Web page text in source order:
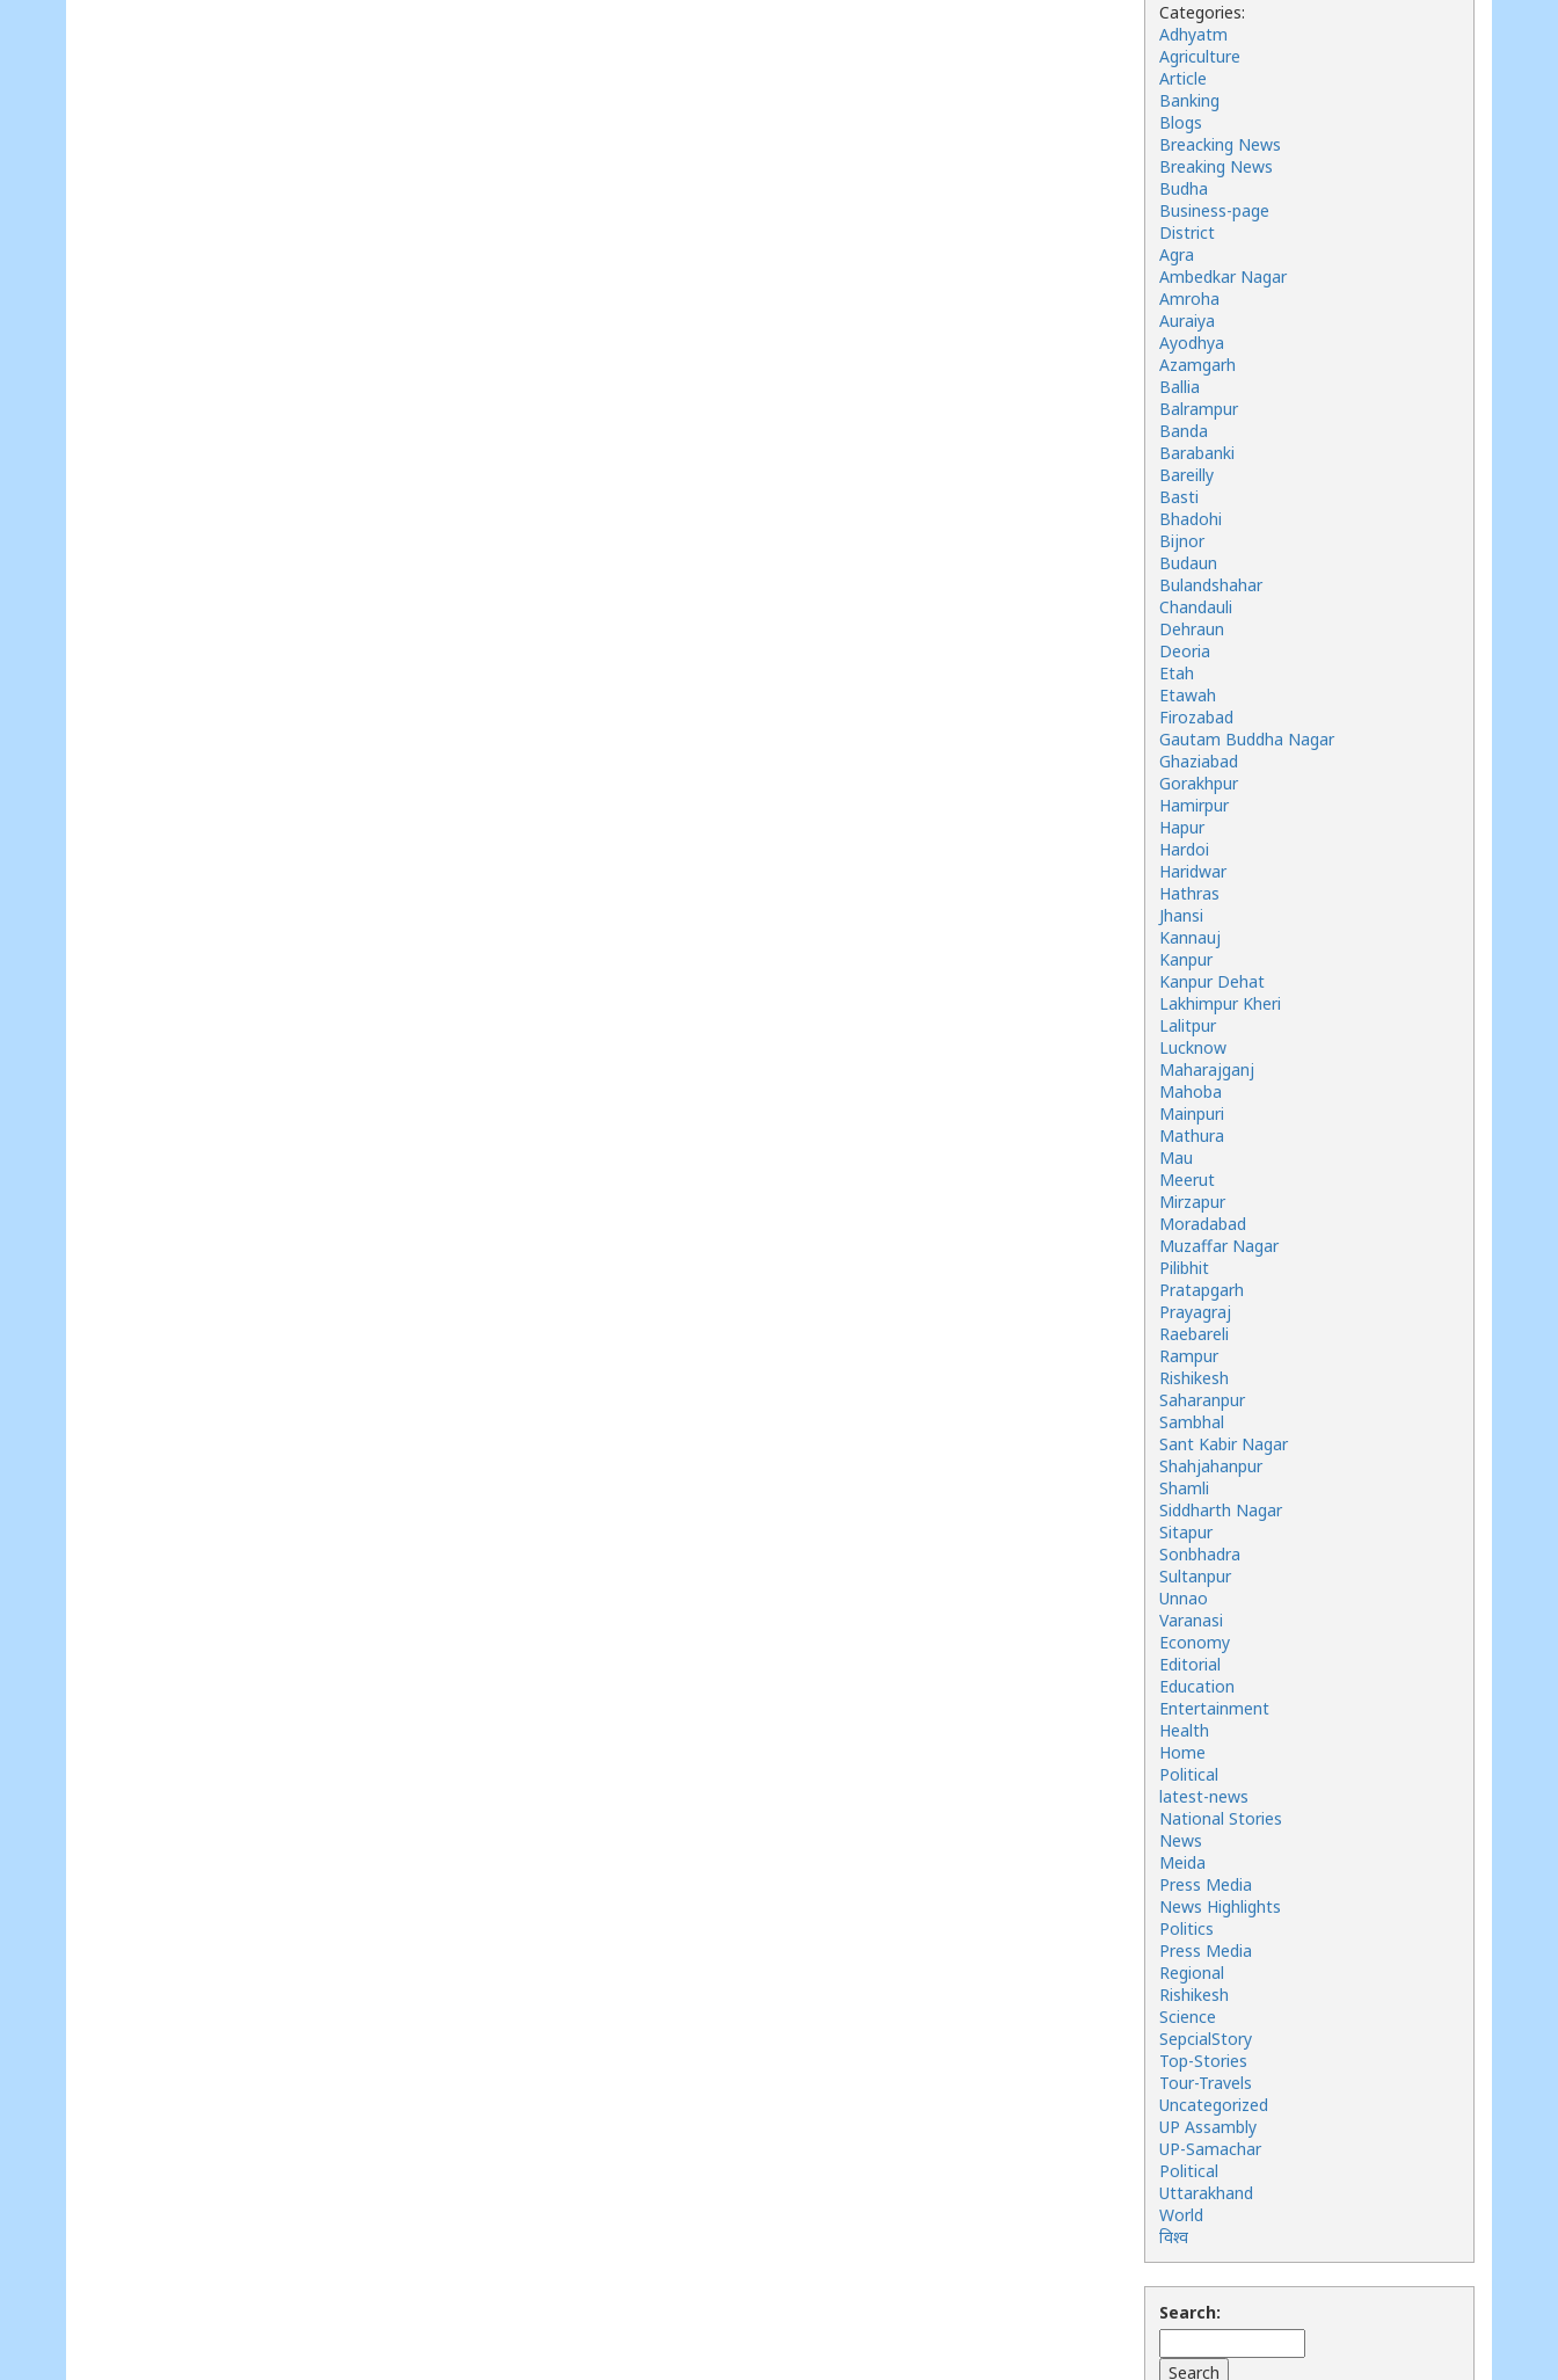
Categories:
Adhyatm
Agriculture
Article
Banking
Blogs
Breacking News
Breaking News
Budha
Business-page
District
Agra
Ambedkar Nagar
Amroha
Auraiya
Ayodhya
Azamgarh
Ballia
Balrampur
Banda
Barabanki
Bareilly
Basti
Bhadohi
Bijnor
Budaun
Bulandshahar
Chandauli
Dehraun
Deoria
Etah
Etawah
Firozabad
Gautam Buddha Nagar
Ghaziabad
Gorakhpur
Hamirpur
Hapur
Hardoi
Haridwar
Hathras
Jhansi
Kannauj
Kanpur
Kanpur Dehat
Lakhimpur Kheri
Lalitpur
Lucknow
Maharajganj
Mahoba
Mainpuri
Mathura
Mau
Meerut
Mirzapur
Moradabad
Muzaffar Nagar
Pilibhit
Pratapgarh
Prayagraj
Raebareli
Rampur
Rishikesh
Saharanpur
Sambhal
Sant Kabir Nagar
Shahjahanpur
Shamli
Siddharth Nagar
Sitapur
Sonbhadra
Sultanpur
Unnao
Varanasi
Economy
Editorial
Education
Entertainment
Health
Home
Political
latest-news
National Stories
News
Meida
Press Media
News Highlights
Politics
Press Media
Regional
Rishikesh
Science
SepcialStory
Top-Stories
Tour-Travels
Uncategorized
UP Assambly
UP-Samachar
Political
Uttarakhand
World
विश्व
Search: